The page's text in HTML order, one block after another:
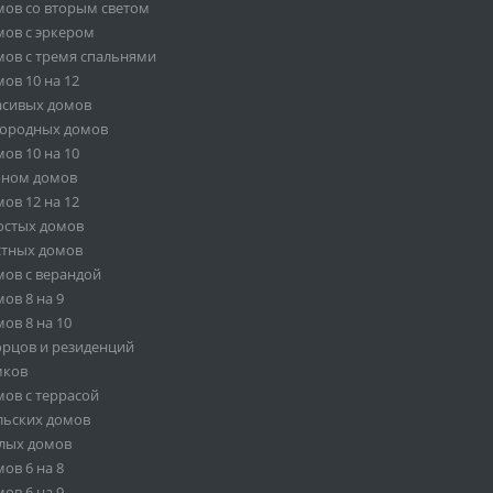
со вторым светом
с эркером
с тремя спальнями
10 на 12
домов
домов
10 на 10
домов
12 на 12
домов
домов
с верандой
8 на 9
8 на 10
и резиденций
с террасой
домов
домов
6 на 8